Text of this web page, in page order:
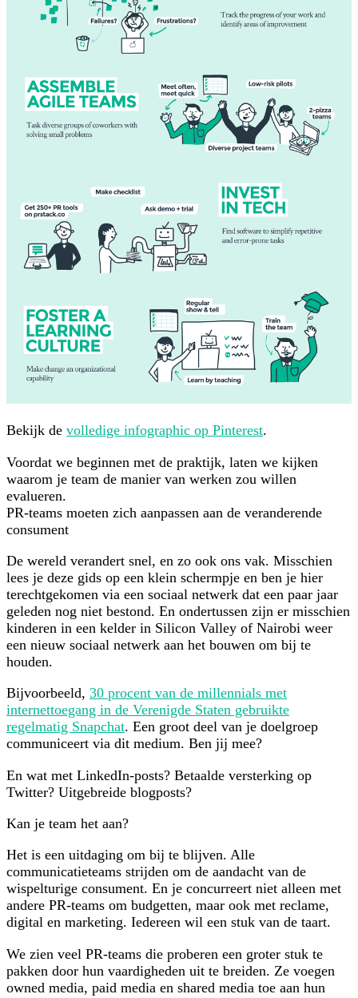
Bekijk de volledige infographic op Pinterest.
Voordat we beginnen met de praktijk, laten we kijken
waarom je team de manier van werken zou willen
evalueren.
PR-teams moeten zich aanpassen aan de veranderende
consument
De wereld verandert snel, en zo ook ons vak. Misschien
lees je deze gids op een klein schermpje en ben je hier
terechtgekomen via een sociaal netwerk dat een paar jaar
geleden nog niet bestond. En ondertussen zijn er misschien
kinderen in een kelder in Silicon Valley of Nairobi weer
een nieuw sociaal netwerk aan het bouwen om bij te
houden.
Bijvoorbeeld, 30 procent van de millennials met
internettoegang in de Verenigde Staten gebruikte
regelmatig Snapchat. Een groot deel van je doelgroep
communiceert via dit medium. Ben jij mee?
En wat met LinkedIn-posts? Betaalde versterking op
Twitter? Uitgebreide blogposts?
Kan je team het aan?
Het is een uitdaging om bij te blijven. Alle
communicatieteams strijden om de aandacht van de
wispelturige consument. En je concurreert niet alleen met
andere PR-teams om budgetten, maar ook met reclame,
digital en marketing. Iedereen wil een stuk van de taart.
We zien veel PR-teams die proberen een groter stuk te
pakken door hun vaardigheden uit te breiden. Ze voegen
owned media, paid media en shared media toe aan hun